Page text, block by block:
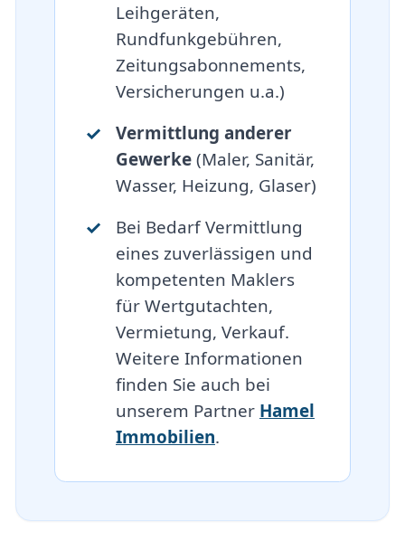
Leihgeräten,
Rundfunkgebühren,
Zeitungsabonnements,
Versicherungen u.a.)
Vermittlung anderer
Gewerke(Maler, Sanitär,
Wasser, Heizung, Glaser)
Bei Bedarf Vermittlung
eines zuverlässigen und
kompetenten Maklers
für Wertgutachten,
Vermietung, Verkauf.
Weitere Informationen
finden Sie auch bei
unserem Partner Hamel
Immobilien.